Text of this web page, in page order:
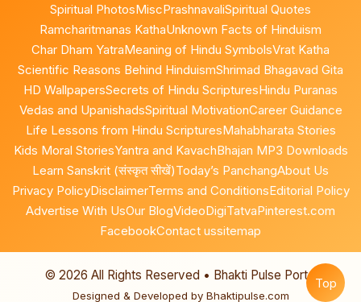
Spiritual PhotosMiscPrashnavaliSpiritual Quotes
Ramcharitmanas KathaUnknown Facts of Hinduism
Char Dham YatraMeaning of Hindu SymbolsVrat Katha
Scientific Reasons Behind HinduismShrimad Bhagavad Gita
HD WallpapersSecrets of Hindu ScripturesHindu Puranas
Vedas and UpanishadsSpiritual MotivationCareer Guidance
Life Lessons from Hindu ScripturesMahabharata Stories
Kids Moral StoriesYantra and KavachBhajan MP3 Downloads
Learn Sanskrit (संस्कृत सीखें)Today’s PanchangAbout Us
Privacy PolicyDisclaimerTerms and ConditionsEditorial Policy
Advertise With UsOur BlogVideoDigiTatvaPinterest.com
FacebookContact ussitemap
© 2026 All Rights Reserved • Bhakti Pulse Portal
Designed & Developed by Bhaktipulse.com
Top